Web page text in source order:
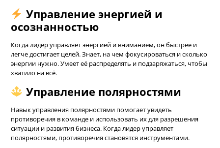
Управление энергией и
осознанностью
Когда лидер управляет энергией и вниманием, он быстрее и
легче достигает целей. Знает, на чем фокусироваться и сколько
энергии нужно. Умеет её распределять и подзаряжаться, чтобы
хватило на всё.
Управление полярностями
Навык управления полярностями помогает увидеть
противоречия в команде и использовать их для разрешения
ситуации и развития бизнеса. Когда лидер управляет
полярностями, противоречия становятся инструментами.